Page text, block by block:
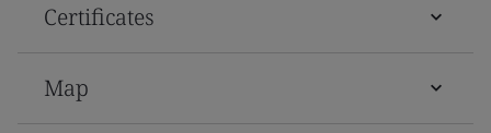
Certificates
Map